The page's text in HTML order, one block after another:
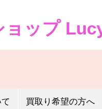
ョップ
買取り希望の方へ